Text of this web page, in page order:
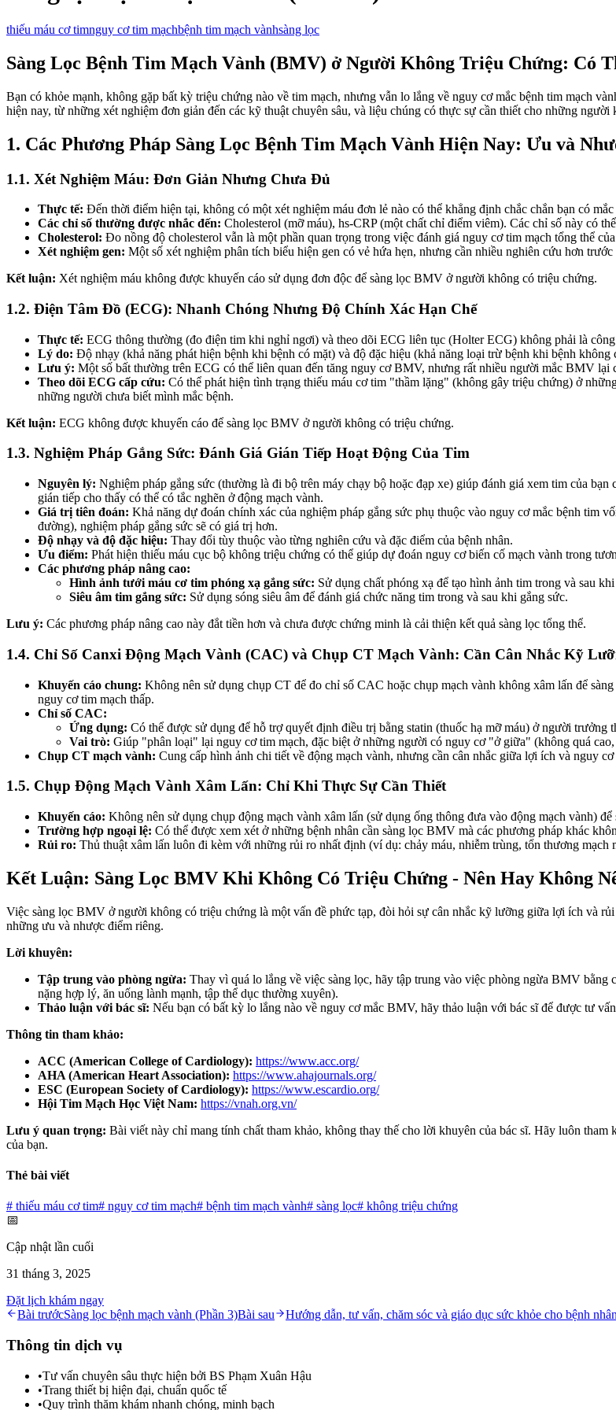
thiếu máu cơ timnguy cơ tim mạchbệnh tim mạch vànhsàng lọc
Sàng Lọc Bệnh Tim Mạch Vành (BMV) ở Người Không Triệu Chứng: Có
Bạn có khỏe mạnh, không gặp bất kỳ triệu chứng nào về tim mạch, nhưng vẫn lo lắng về nguy cơ mắc bệnh tim mạch
hiện nay, từ những xét nghiệm đơn giản đến các kỹ thuật chuyên sâu, và liệu chúng có thực sự cần thiết cho những
1. Các Phương Pháp Sàng Lọc Bệnh Tim Mạch Vành Hiện Nay: Ưu và
1.1. Xét Nghiệm Máu: Đơn Giản Nhưng Chưa Đủ
Thực tế: Đến thời điểm hiện tại, không có một xét nghiệm máu đơn lẻ nào có thể khẳng định chắc chắn bạn có
Các chỉ số thường được nhắc đến: Cholesterol (mỡ máu), hs-CRP (một chất chỉ điểm viêm). Các chỉ số này có
Cholesterol: Đo nồng độ cholesterol vẫn là một phần quan trọng trong việc đánh giá nguy cơ tim mạch tổng thể
Xét nghiệm gen: Một số xét nghiệm phân tích biểu hiện gen có vẻ hứa hẹn, nhưng cần nhiều nghiên cứu hơn
Kết luận: Xét nghiệm máu không được khuyến cáo sử dụng đơn độc để sàng lọc BMV ở người không có triệu chứng.
1.2. Điện Tâm Đồ (ECG): Nhanh Chóng Nhưng Độ Chính Xác Hạn Chế
Thực tế: ECG thông thường (đo điện tim khi nghỉ ngơi) và theo dõi ECG liên tục (Holter ECG) không phải là
Lý do: Độ nhạy (khả năng phát hiện bệnh khi bệnh có mặt) và độ đặc hiệu (khả năng loại trừ bệnh khi bệnh
Lưu ý: Một số bất thường trên ECG có thể liên quan đến tăng nguy cơ BMV, nhưng rất nhiều người mắc BMV lại
Theo dõi ECG cấp cứu: Có thể phát hiện tình trạng thiếu máu cơ tim "thầm lặng" (không gây triệu chứng) ở
những người chưa biết mình mắc bệnh.
Kết luận: ECG không được khuyến cáo để sàng lọc BMV ở người không có triệu chứng.
1.3. Nghiệm Pháp Gắng Sức: Đánh Giá Gián Tiếp Hoạt Động Của Tim
Nguyên lý: Nghiệm pháp gắng sức (thường là đi bộ trên máy chạy bộ hoặc đạp xe) giúp đánh giá xem tim của
gián tiếp cho thấy có thể có tắc nghẽn ở động mạch vành.
Giá trị tiên đoán: Khả năng dự đoán chính xác của nghiệm pháp gắng sức phụ thuộc vào nguy cơ mắc bệnh tim
đường), nghiệm pháp gắng sức sẽ có giá trị hơn.
Độ nhạy và độ đặc hiệu: Thay đổi tùy thuộc vào từng nghiên cứu và đặc điểm của bệnh nhân.
Ưu điểm: Phát hiện thiếu máu cục bộ không triệu chứng có thể giúp dự đoán nguy cơ biến cố mạch vành trong
Các phương pháp nâng cao:
Hình ảnh tưới máu cơ tim phóng xạ gắng sức: Sử dụng chất phóng xạ để tạo hình ảnh tim trong và sau
Siêu âm tim gắng sức: Sử dụng sóng siêu âm để đánh giá chức năng tim trong và sau khi gắng sức.
Lưu ý: Các phương pháp nâng cao này đắt tiền hơn và chưa được chứng minh là cải thiện kết quả sàng lọc tổng thể.
1.4. Chỉ Số Canxi Động Mạch Vành (CAC) và Chụp CT Mạch Vành: Cần Cân Nhắc Kỹ
Khuyến cáo chung: Không nên sử dụng chụp CT để đo chỉ số CAC hoặc chụp mạch vành không xâm lấn để
nguy cơ tim mạch thấp.
Chỉ số CAC:
Ứng dụng: Có thể được sử dụng để hỗ trợ quyết định điều trị bằng statin (thuốc hạ mỡ máu) ở người trưởng
Vai trò: Giúp "phân loại" lại nguy cơ tim mạch, đặc biệt ở những người có nguy cơ "ở giữa" (không quá cao,
Chụp CT mạch vành: Cung cấp hình ảnh chi tiết về động mạch vành, nhưng cần cân nhắc giữa lợi ích và nguy
1.5. Chụp Động Mạch Vành Xâm Lấn: Chỉ Khi Thực Sự Cần Thiết
Khuyến cáo: Không nên sử dụng chụp động mạch vành xâm lấn (sử dụng ống thông đưa vào động mạch vành)
Trường hợp ngoại lệ: Có thể được xem xét ở những bệnh nhân cần sàng lọc BMV mà các phương pháp khác
Rủi ro: Thủ thuật xâm lấn luôn đi kèm với những rủi ro nhất định (ví dụ: chảy máu, nhiễm trùng, tổn thương
Kết Luận: Sàng Lọc BMV Khi Không Có Triệu Chứng - Nên Hay Không
Việc sàng lọc BMV ở người không có triệu chứng là một vấn đề phức tạp, đòi hỏi sự cân nhắc kỹ lưỡng giữa lợi ích và
những ưu và nhược điểm riêng.
Lời khuyên:
Tập trung vào phòng ngừa: Thay vì quá lo lắng về việc sàng lọc, hãy tập trung vào việc phòng ngừa BMV
nặng hợp lý, ăn uống lành mạnh, tập thể dục thường xuyên).
Thảo luận với bác sĩ: Nếu bạn có bất kỳ lo lắng nào về nguy cơ mắc BMV, hãy thảo luận với bác sĩ để được tư
Thông tin tham khảo:
ACC (American College of Cardiology): https://www.acc.org/
AHA (American Heart Association): https://www.ahajournals.org/
ESC (European Society of Cardiology): https://www.escardio.org/
Hội Tim Mạch Học Việt Nam: https://vnah.org.vn/
Lưu ý quan trọng: Bài viết này chỉ mang tính chất tham khảo, không thay thế cho lời khuyên của bác sĩ. Hãy luôn
của bạn.
Thẻ bài viết
# thiếu máu cơ tim# nguy cơ tim mạch# bệnh tim mạch vành# sàng lọc# không triệu chứng
📅
Cập nhật lần cuối
31 tháng 3, 2025
Đặt lịch khám ngay
Bài trướcSàng lọc bệnh mạch vành (Phần 3)Bài sau Hướng dẫn, tư vấn, chăm sóc và giáo dục sức khỏe cho bệnh
Thông tin dịch vụ
•Tư vấn chuyên sâu thực hiện bởi BS Phạm Xuân Hậu
•Trang thiết bị hiện đại, chuẩn quốc tế
•Quy trình thăm khám nhanh chóng, minh bạch